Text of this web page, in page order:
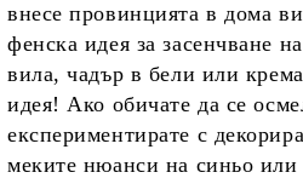
внесе провинцията в дома
фенска идея за засенчване
вила, чадър в бели или
идея! Ако обичате да се
експериментирате с
меките нюанси на синьо